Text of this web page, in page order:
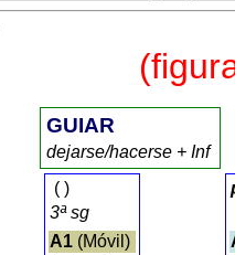
GUIAR
dejarse/hacerse + Inf
()
3ª sg
A1(Móvil)